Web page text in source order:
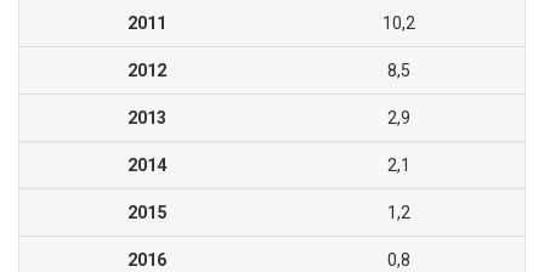
2011 10,2
2012 8,5
2013 2,9
2014 2,1
2015 1,2
2016 0,8